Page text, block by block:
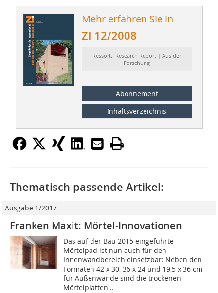
Mehr erfahren Sie in
ZI 12/2008
Ressort: Research Report | Aus der
Forschung
Abonnement
Inhaltsverzeichnis
Thematisch passende Artikel:
Ausgabe 1/2017
Franken Maxit: Mörtel-Innovationen
Das auf der Bau 2015 eingeführte
Mörtelpad ist nun auch für den
Innenwandbereich einsetzbar: Neben den
Formaten 42 x 30, 36 x 24 und 19,5 x 36 cm
für Außenwände sind die trockenen
Mörtelplatten...